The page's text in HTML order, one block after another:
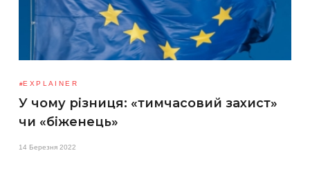
EXPLAINER
У чому різниця: «тимчасовий захист»
чи «біженець»
14 Березня 2022